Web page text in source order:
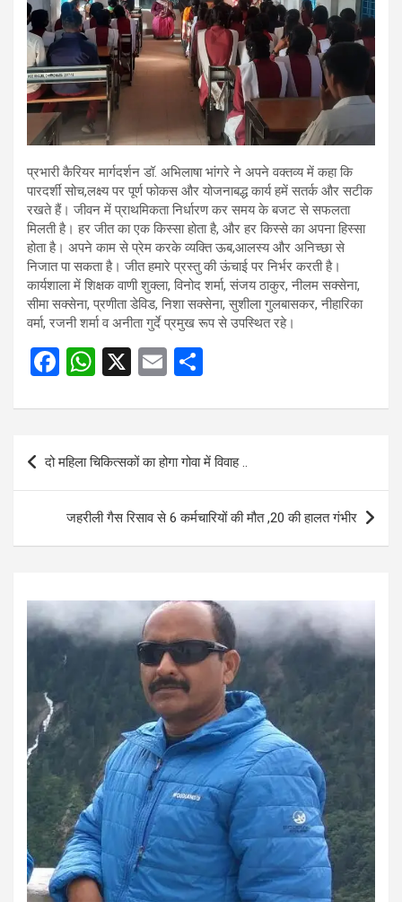
प्रभारी कैरियर मार्गदर्शन डॉ. अभिलाषा भांगरे ने अपने वक्तव्य में कहा कि
पारदर्शी सोच,लक्ष्य पर पूर्ण फोकस और योजनाबद्ध कार्य हमें सतर्क और सटीक
रखते हैं। जीवन में प्राथमिकता निर्धारण कर समय के बजट से सफलता
मिलती है। हर जीत का एक किस्सा होता है, और हर किस्से का अपना हिस्सा
होता है। अपने काम से प्रेम करके व्यक्ति ऊब,आलस्य और अनिच्छा से
निजात पा सकता है। जीत हमारे प्रस्तु की ऊंचाई पर निर्भर करती है।
कार्यशाला में शिक्षक वाणी शुक्ला, विनोद शर्मा, संजय ठाकुर, नीलम सक्सेना,
सीमा सक्सेना, प्रणीता डेविड, निशा सक्सेना, सुशीला गुलबासकर, नीहारिका
वर्मा, रजनी शर्मा व अनीता गुर्दे प्रमुख रूप से उपस्थित रहे।
F
ce
b
o
o
W
at
s
A
p
X
E
ail ar
e
Post
navigation
दो महिला चिकित्सकों का होगा गोवा में विवाह ..
जहरीली गैस रिसाव से 6 कर्मचारियों की मौत ,20 की हालत गंभीर